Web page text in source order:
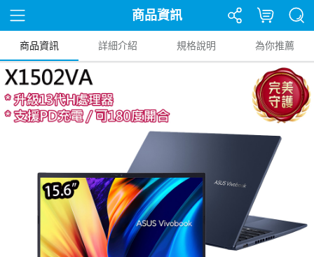
商品資訊
商品資訊 詳細介紹 規格說明 為你推薦